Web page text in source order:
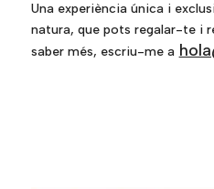
Una experiència única i
natura, que pots regalar-te i
saber més, escriu-me a